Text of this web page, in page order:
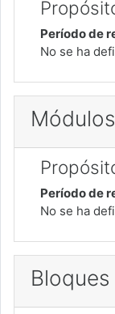
Período de
No se ha
Período de
No se ha
Bloques